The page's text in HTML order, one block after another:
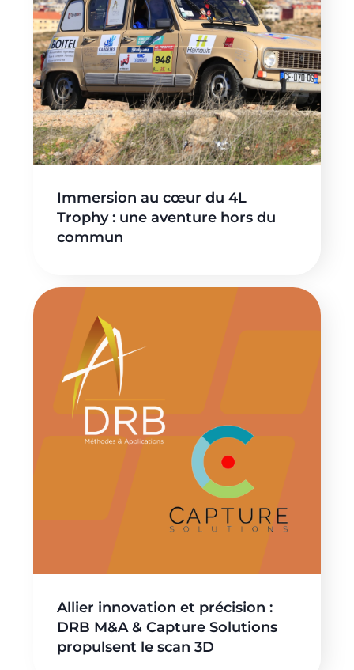
Immersion au cœur du 4L
Trophy : une aventure hors du
commun
Allier innovation et précision :
DRB M&A & Capture Solutions
propulsent le scan 3D